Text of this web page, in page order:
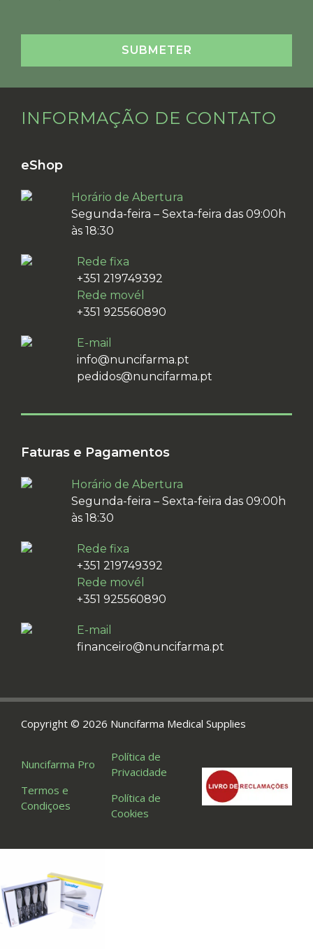
INFORMAÇÃO DE CONTATO
eShop
Horário de Abertura
Segunda-feira – Sexta-feira das 09:00h
às 18:30
Rede fixa
+351 219749392
Rede movél
+351 925560890
E-mail
info@nuncifarma.pt
pedidos@nuncifarma.pt
Faturas e Pagamentos
Horário de Abertura
Segunda-feira – Sexta-feira das 09:00h
às 18:30
Rede fixa
+351 219749392
Rede movél
+351 925560890
E-mail
financeiro@nuncifarma.pt
Nuncifarma Pro
Termos e
Condiçoes
Política de
Privacidade
Política de
Cookies
Copyright © 2026 Nuncifarma Medical Supplies